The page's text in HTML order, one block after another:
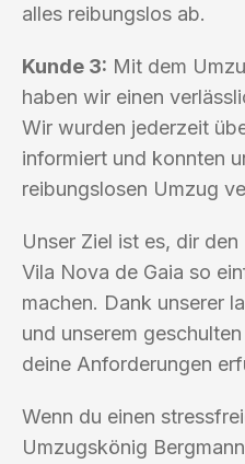
alles reibungslos ab.
Kunde 3: Mit dem
haben wir einen
Wir wurden jederzeit
informiert und konnten
reibungslosen Umzug
Unser Ziel ist es, dir
Vila Nova de Gaia so
machen. Dank unserer
und unserem
deine Anforderungen
Wenn du einen
Umzugskönig